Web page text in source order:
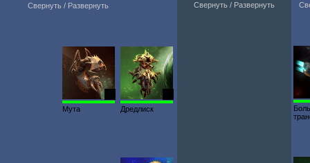
Свернуть / Развернуть
Мута
Дредлиск
Свернуть / Развернуть